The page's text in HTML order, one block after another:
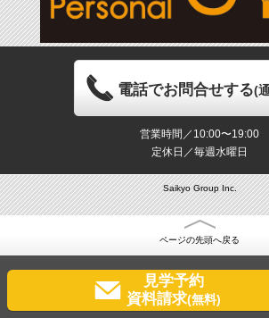
電話でお問合せする(
営業時間／10:00〜19:00
定休日／毎週水曜日
Saikyo Group Inc.
ページの先頭へ戻る
見学予約
資料請求(無料)